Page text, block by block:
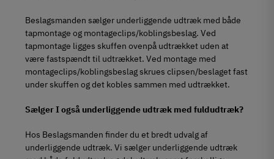
Beslagsmanden sælger underliggende udtræk med både
tapmontage og montageclips/koblingsbeslag. Ved
tapmontage ligges skuffen ovenpå udtrækket uden at
være fastspændt til udtrækket. Ved montage med
montageclips/koblingsbeslag skrues clipsen/beslaget fast
under skuffen og det kobles sammen med udtrækket.
Sælger I også underliggende udtræk med fuldudtræk?
Hos Beslagsmanden finder du et bredt udvalg af
underliggende udtræk. Vi sælger underliggende udtræk